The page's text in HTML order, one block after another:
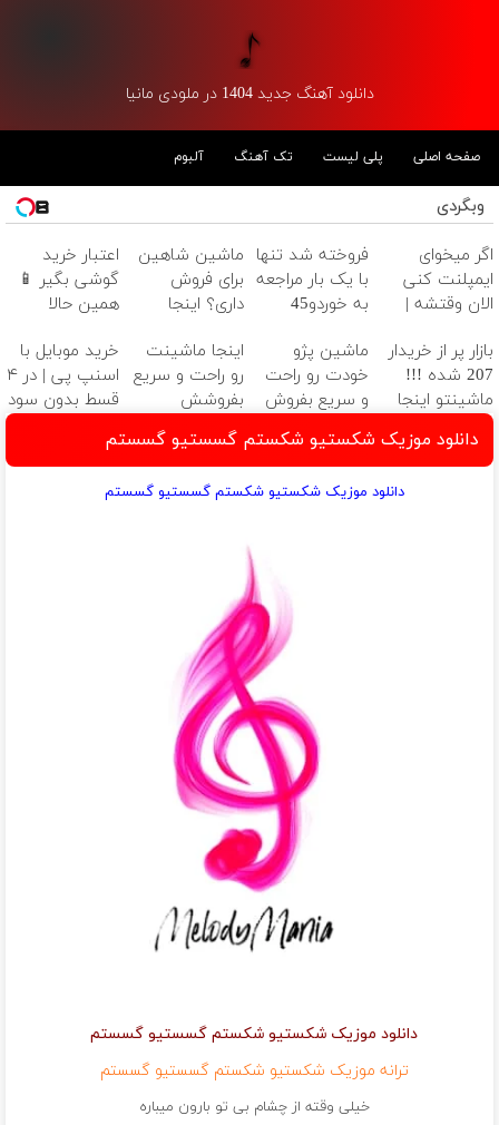
دانلود آهنگ جدید 1404 در ملودی مانیا
صفحه اصلی پلی لیست تک آهنگ آلبوم
وبگردی
اگر میخوای
ایمپلنت کنی
الان وقتشه |
میلیون تومان!!!
فروخته شد تنها
با یک بار مراجعه
به خوردو45
ماشین شاهین
برای فروش
داری؟ اینجا
بفروش
اعتبار خرید
گوشی بگیر 📱
همین حالا
بده 🎯
بازار پر از خریدار
207 شده !!!
ماشینتو اینجا
به راحتی بفروش
ماشین پژو
خودت رو راحت
و سریع بفروش
اینجا ماشینت
رو راحت و سریع
بفروشش
خرید موبایل با
اسنپ پی | در ۴
قسط بدون سود
دانلود موزیک شکستیو شکستم گسستیو گسستم
دانلود موزیک شکستیو شکستم گسستیو گسستم
دانلود موزیک شکستیو شکستم گسستیو گسستم
ترانه موزیک شکستیو شکستم گسستیو گسستم
خیلی وقته از چشام بی تو بارون میباره